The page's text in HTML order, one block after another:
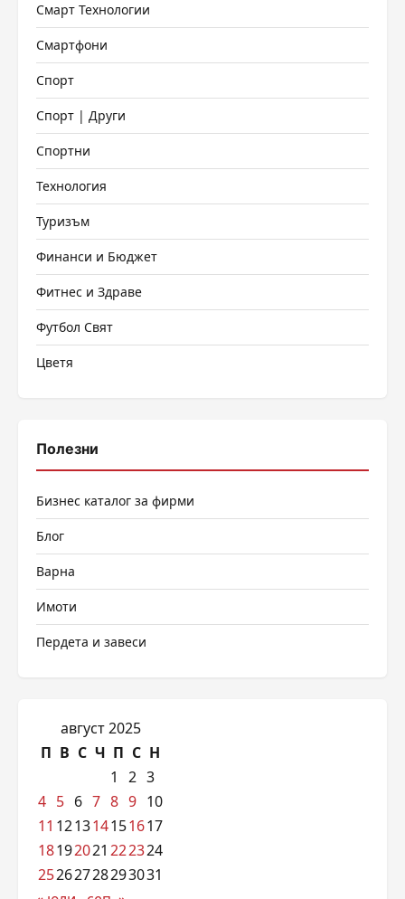
Смарт Технологии
Смартфони
Спорт
Спорт | Други
Спортни
Технология
Туризъм
Финанси и Бюджет
Фитнес и Здраве
Футбол Свят
Цветя
Полезни
Бизнес каталог за фирми
Блог
Варна
Имоти
Пердета и завеси
август 2025
П В С Ч П С Н
1
2 3
4 5 6 7 8 9 10
11 121314151617
18192021 222324
25262728293031